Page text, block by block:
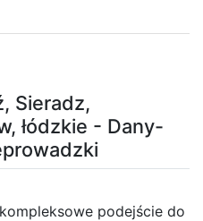
Sieradz,
łódzkie - Dany-
podejście do